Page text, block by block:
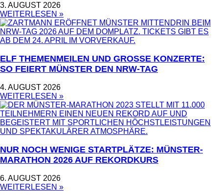
3. AUGUST 2026
WEITERLESEN »
ELF THEMENMEILEN UND GROSSE KONZERTE: S
O FEIERT MÜNSTER DEN NRW-TAG
4. AUGUST 2026
WEITERLESEN »
NUR NOCH WENIGE STARTPLÄTZE: MÜNSTER-
MARATHON 2026 AUF REKORDKURS
6. AUGUST 2026
WEITERLESEN »